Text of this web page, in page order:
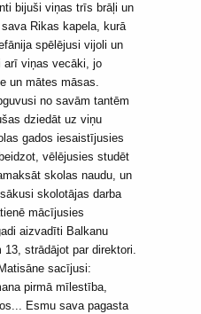
bijuši viņas trīs brāļi un
Rikas kapela, kurā
spēlējusi vijoli un
arī viņas vecāki, jo
un mātes māsas.
no savām tantēm
dziedāt uz viņu
gados iesaistījusies
vēlējusies studēt
skolas naudu, un
skolotājas darba
mācījusies
aizvadīti Balkanu
13, strādājot par direktori.
sacījusi:
pirmā mīlestība,
Esmu sava pagasta